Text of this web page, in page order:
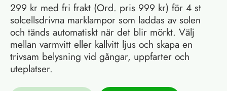
299 kr med fri frakt (Ord. pris 999 kr) för 4 st
solcellsdrivna marklampor som laddas av solen
och tänds automatiskt när det blir mörkt. Välj
mellan varmvitt eller kallvitt ljus och skapa en
trivsam belysning vid gångar, uppfarter och
uteplatser.